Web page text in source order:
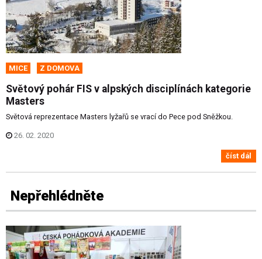
MICE Z DOMOVA
Světový pohár FIS v alpských disciplínách kategorie
Masters
Světová reprezentace Masters lyžařů se vrací do Pece pod Sněžkou.
26. 02. 2020
číst dál
Nepřehlédněte